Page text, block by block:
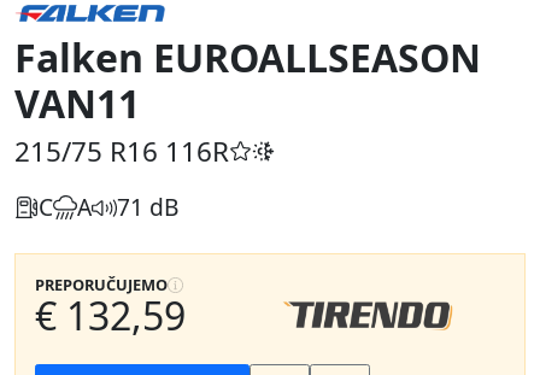
Falken EUROALLSEASON
VAN11
215/75 R16 116R
C A 71 dB
PREPORUČUJEMO
€ 132,59